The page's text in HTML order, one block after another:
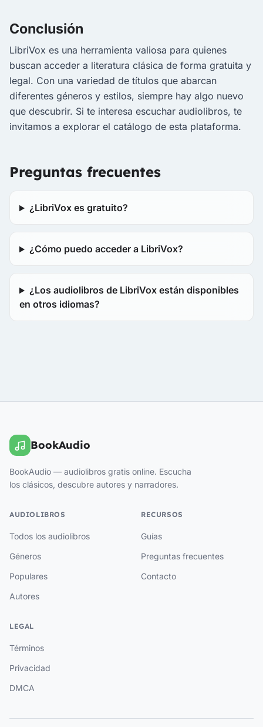
Conclusión
LibriVox es una herramienta valiosa para quienes
buscan acceder a literatura clásica de forma gratuita y
legal. Con una variedad de títulos que abarcan
diferentes géneros y estilos, siempre hay algo nuevo
que descubrir. Si te interesa escuchar audiolibros, te
invitamos a explorar el catálogo de esta plataforma.
Preguntas frecuentes
¿LibriVox es gratuito?
¿Cómo puedo acceder a LibriVox?
¿Los audiolibros de LibriVox están disponibles
en otros idiomas?
BookAudio
BookAudio — audiolibros gratis online. Escucha
los clásicos, descubre autores y narradores.
AUDIOLIBROS
Todos los audiolibros
Géneros
Populares
Autores
RECURSOS
Guías
Preguntas frecuentes
Contacto
LEGAL
Términos
Privacidad
DMCA